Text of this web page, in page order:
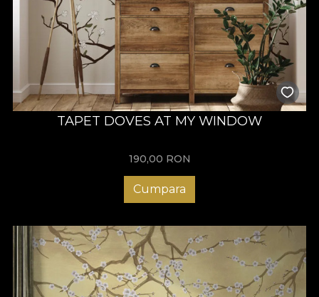
TAPET DOVES AT MY WINDOW
190,00 RON
Cumpara